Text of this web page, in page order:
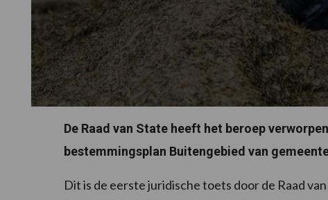
De Raad van State heeft het beroep
bestemmingsplan Buitengebied van
Dit is de eerste juridische toets door de Raad